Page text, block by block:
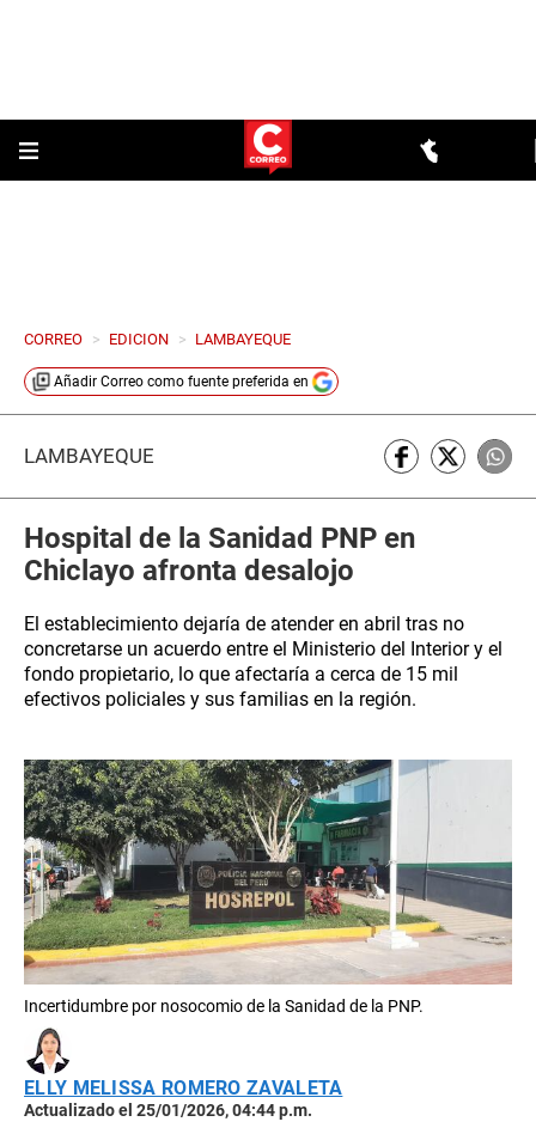
CORREO > EDICION > LAMBAYEQUE
Añadir Correo como fuente preferida en
LAMBAYEQUE
Hospital de la Sanidad PNP en
Chiclayo afronta desalojo
El establecimiento dejaría de atender en abril tras no
concretarse un acuerdo entre el Ministerio del Interior y el
fondo propietario, lo que afectaría a cerca de 15 mil
efectivos policiales y sus familias en la región.
Incertidumbre por nosocomio de la Sanidad de la PNP.
ELLY MELISSA ROMERO ZAVALETA
Actualizado el 25/01/2026, 04:44 p.m.